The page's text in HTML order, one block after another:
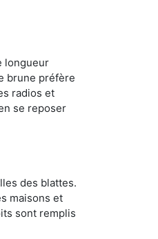
longueur
brune préfère
radios et
se reposer
des blattes.
maisons et
sont remplis